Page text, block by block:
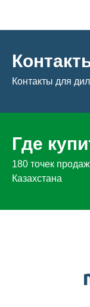
Контакты для
Где
180 точек
Казахстана